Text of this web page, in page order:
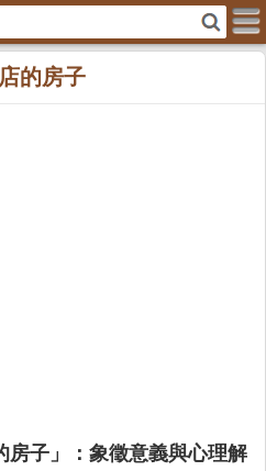
的房子
房子」：象徵意義與心理解